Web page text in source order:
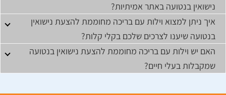
נישואין בנטועה באתר אמיתיות?
איך ניתן למצוא וילות עם בריכה מחוממת להצעת נישואין
בנטועה שיענו לצרכים שלכם בקלי קלות?
האם יש וילות עם בריכה מחוממת להצעת נישואין בנטועה
שמקבלות בעלי חיים?